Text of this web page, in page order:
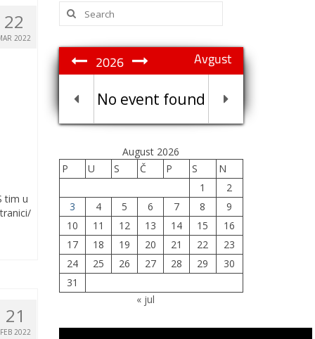
22
2022
tim u
21
FEB 2022
Search
for:
Avgust
2026
No event found
August 2026
P
U S Č P S
N
1
2
3
4 5 6 7 8
9
10
11 12 13 14 15
16
17
18 19 20 21 22
23
24
25 26 27 28 29
30
31
« jul